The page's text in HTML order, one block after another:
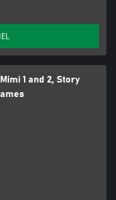
1 and 2, Story